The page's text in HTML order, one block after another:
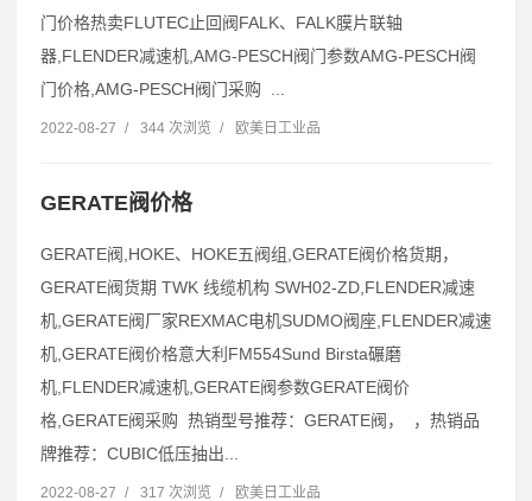
门价格热卖FLUTEC止回阀FALK、FALK膜片联轴
器,FLENDER减速机,AMG-PESCH阀门参数AMG-PESCH阀
门价格,AMG-PESCH阀门采购 ...
2022-08-27 / 344 次浏览 / 欧美日工业品
GERATE阀价格
GERATE阀,HOKE、HOKE五阀组,GERATE阀价格货期，
GERATE阀货期 TWK 线缆机构 SWH02-ZD,FLENDER减速
机,GERATE阀厂家REXMAC电机SUDMO阀座,FLENDER减速
机,GERATE阀价格意大利FM554Sund Birsta碾磨
机,FLENDER减速机,GERATE阀参数GERATE阀价
格,GERATE阀采购 热销型号推荐：GERATE阀， ，热销品
牌推荐：CUBIC低压抽出...
2022-08-27 / 317 次浏览 / 欧美日工业品